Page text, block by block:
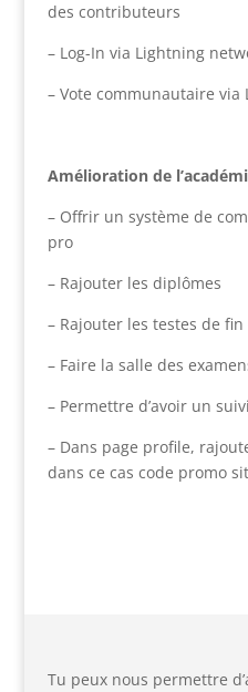
des contributeurs
– Log-In via Lightning
– Vote communautaire via
Amélioration de
– Offrir un système de
pro
– Rajouter les diplômes
– Rajouter les testes de fin
– Faire la salle des
– Permettre d’avoir un
– Dans page profile,
dans ce cas code promo
Tu peux nous permettre